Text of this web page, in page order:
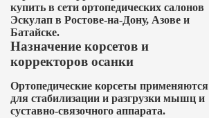
купить в сети ортопедических салонов
Эскулап в Ростове-на-Дону, Азове и
Батайске.
Назначение корсетов и
корректоров осанки
Ортопедические корсеты применяются
для стабилизации и разгрузки мышц и
суставно-связочного аппарата.